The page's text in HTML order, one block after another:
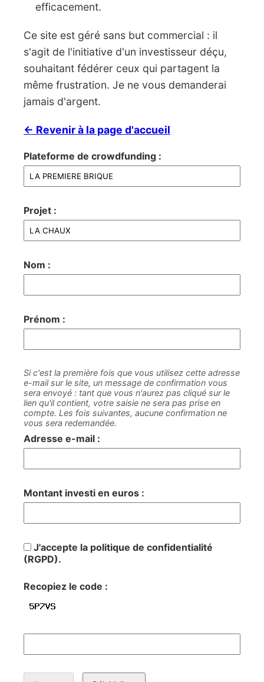
efficacement.
Ce site est géré sans but commercial : il
s'agit de l'initiative d'un investisseur déçu,
souhaitant fédérer ceux qui partagent la
même frustration. Je ne vous demanderai
jamais d'argent.
← Revenir à la page d'accueil
Plateforme de crowdfunding :
Projet :
Nom :
Prénom :
Si c'est la première fois que vous utilisez cette adresse
e-mail sur le site, un message de confirmation vous
sera envoyé : tant que vous n'aurez pas cliqué sur le
lien qu'il contient, votre saisie ne sera pas prise en
compte. Les fois suivantes, aucune confirmation ne
vous sera redemandée.
Adresse e-mail :
Montant investi en euros :
J'accepte la politique de confidentialité
(RGPD).
Recopiez le code :